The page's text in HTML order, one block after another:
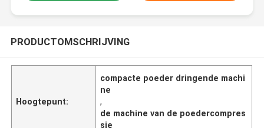
PRODUCTOMSCHRIJVING
Hoogtepunt:
compacte poeder dringende machi
ne
,
de machine van de poedercompres
sie